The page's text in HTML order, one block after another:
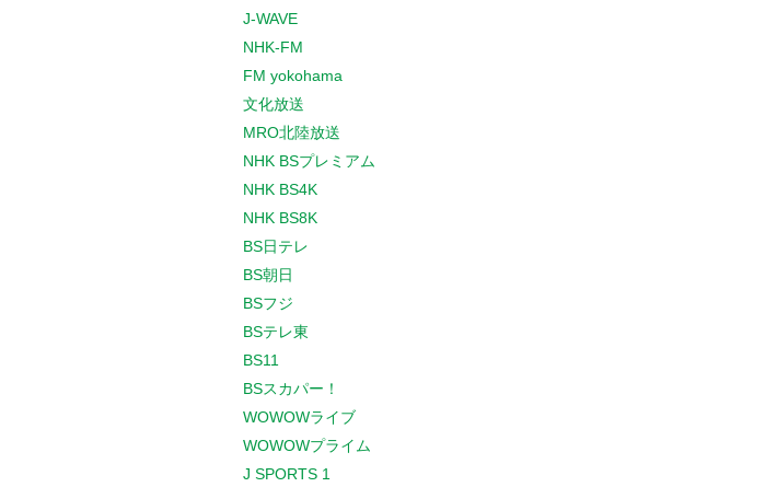
J-WAVE
NHK-FM
FM yokohama
文化放送
MRO北陸放送
NHK BSプレミアム
NHK BS4K
NHK BS8K
BS日テレ
BS朝日
BSフジ
BSテレ東
BS11
BSスカパー！
WOWOWライブ
WOWOWプライム
J SPORTS 1